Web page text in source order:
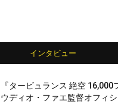
インタビュー
『タービュランス 絶空 16,000
ウディオ・ファエ監督オフィ